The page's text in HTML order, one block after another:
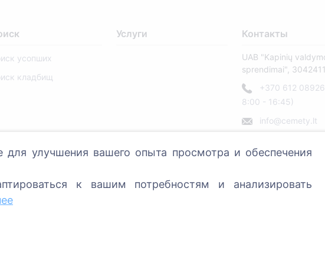
усопших
кладбищ
Услуги Контакты
UAB "Kapinių
sprendimai",
+370 612
8:00 - 16:45)
info@cemety.lt
стране!
для улучшения вашего опыта просмотра и обеспечения
к вашим потребностям и анализировать